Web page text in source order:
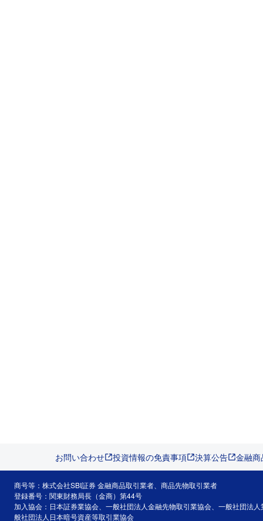
お問い合わせ 投資情報の免責事項 決算公告 金融
商号等：株式会社SBI証券 金融商品取引業者、商品先物取引業者
登録番号：関東財務局長（金商）第44号
加入協会：日本証券業協会、一般社団法人金融先物取引業協会、一般社団法
般社団法人日本暗号資産等取引業協会